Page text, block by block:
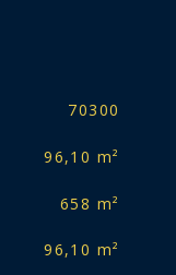
70300
96,10 m²
658 m²
96,10 m²